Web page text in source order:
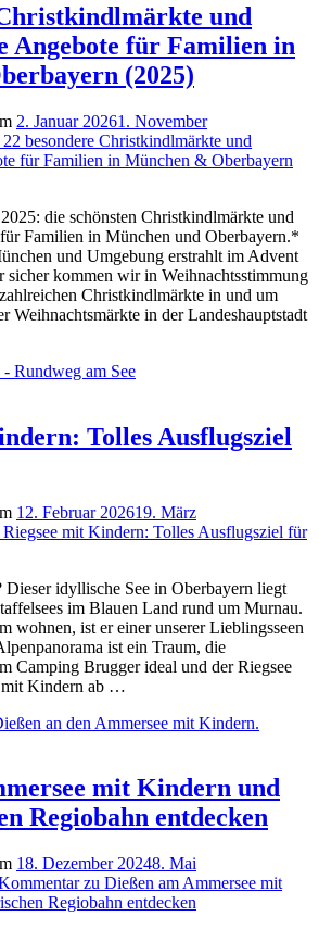
und
Angebote für Familien in
(2025)
2. Januar 20261. November
22 besondere Christkindlmärkte und
für Familien in München & Oberbayern
die schönsten Christkindlmärkte und
Familien in München und Oberbayern.*
und Umgebung erstrahlt im Advent
sicher kommen wir in Weihnachtsstimmung
Christkindlmärkte in und um
Weihnachtsmärkte in der Landeshauptstadt
Tolles Ausflugsziel
12. Februar 202619. März
Riegsee mit Kindern: Tolles Ausflugsziel für
Dieser idyllische See in Oberbayern liegt
im Blauen Land rund um Murnau.
wohnen, ist er einer unserer Lieblingsseen
ist ein Traum, die
Camping Brugger ideal und der Riegsee
Kindern ab …
mit Kindern und
Regiobahn entdecken
18. Dezember 20248. Mai
zu Dießen am Ammersee mit
Regiobahn entdecken